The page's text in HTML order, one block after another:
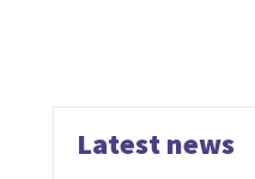
Latest news